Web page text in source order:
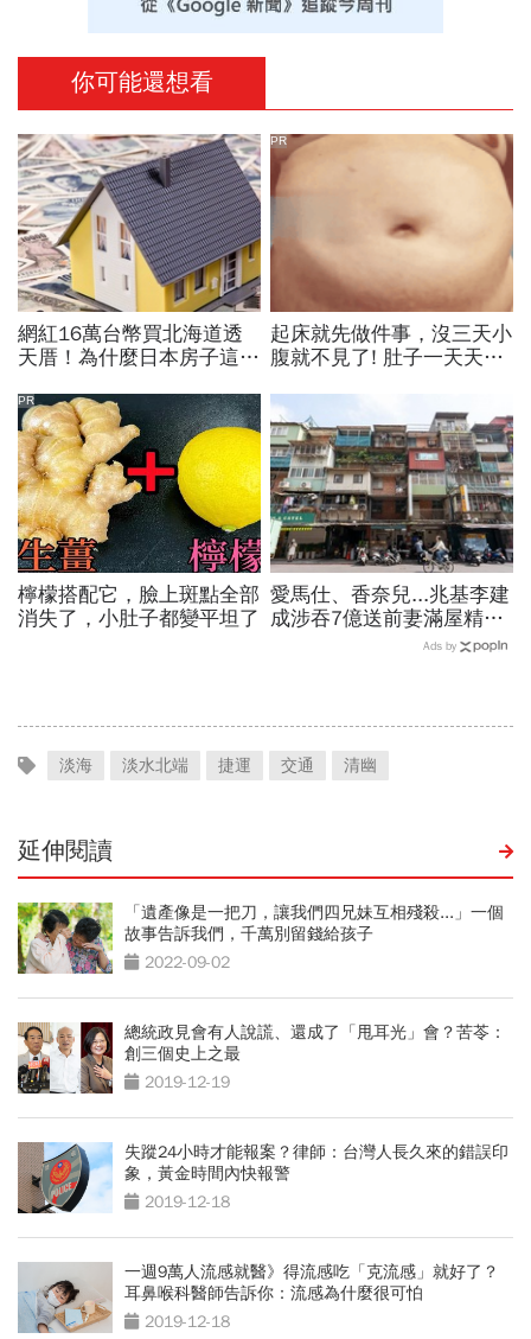
你可能還想看
網紅16萬台幣買北海道透
天厝！為什麼日本房子這麼
錢坑：賣不掉才是真災難
起床就先做件事，沒三天小
腹就不見了! 肚子一天天變
PR
檸檬搭配它，臉上斑點全部
消失了，小肚子都變平坦了
PR
愛馬仕、香奈兒...兆基李建
成涉吞7億送前妻滿屋精
品，遭羈押禁見！宏碁李文
Ads by
淡海 淡水北端 捷運 交通 清幽
延伸閱讀
「遺產像是一把刀，讓我們四兄妹互相殘殺...」一個
故事告訴我們，千萬別留錢給孩子
2022-09-02
總統政見會有人說謊、還成了「甩耳光」會？苦苓：
創三個史上之最
2019-12-19
失蹤24小時才能報案？律師：台灣人長久來的錯誤印
象，黃金時間內快報警
2019-12-18
一週9萬人流感就醫》得流感吃「克流感」就好了？
耳鼻喉科醫師告訴你：流感為什麼很可怕
2019-12-18